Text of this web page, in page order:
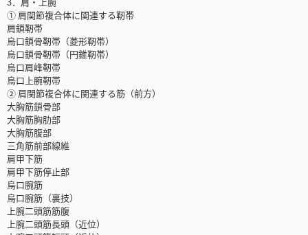
① 肩関節複合体に関連する靭帯
肩鎖靭帯
烏口鎖骨靭帯（菱形靭帯）
烏口鎖骨靭帯（円錐靭帯）
烏口肩峰靭帯
烏口上腕靭帯
② 肩関節複合体に関連する筋（前方）
大胸筋鎖骨部
大胸筋胸肋部
大胸筋腹部
三角筋前部線維
肩甲下筋
肩甲下筋停止部
烏口腕筋
烏口腕筋（裏技）
上腕二頭筋筋腹
上腕二頭筋長頭（近位）